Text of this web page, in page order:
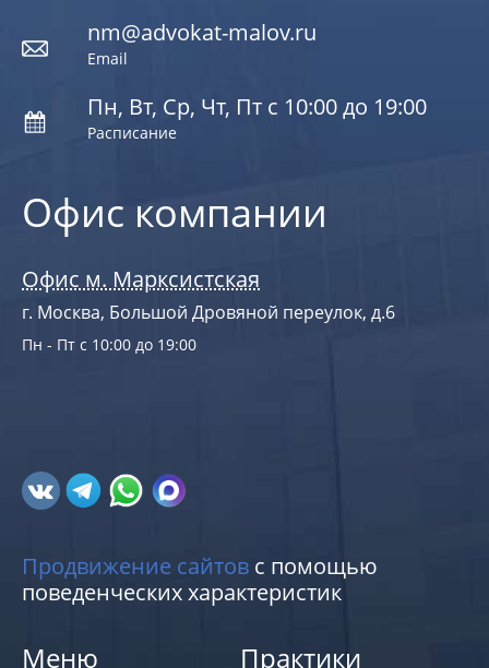
Офис компании
Офис м. Марксистская
г. Москва, Большой Дровяной переулок, д.6
Пн - Пт с 10:00 до 19:00
nm@advokat-malov.ru
Email
Пн, Вт, Ср, Чт, Пт с 10:00 до 19:00
Расписание
Продвижение сайтов с помощью
поведенческих характеристик
Меню Практики